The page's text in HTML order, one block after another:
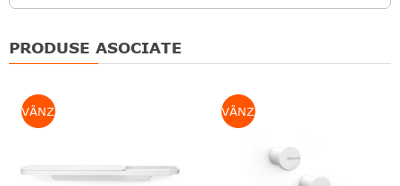
PRODUSE ASOCIATE
VÂNZARE VÂNZARE